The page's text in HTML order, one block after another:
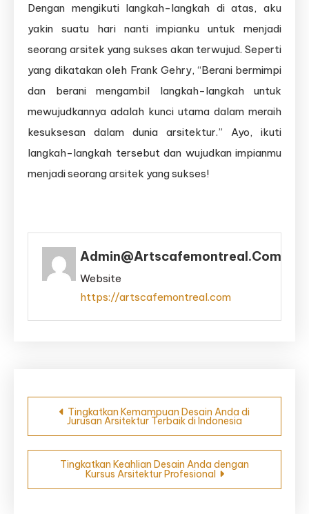
Dengan mengikuti langkah-langkah di atas, aku
yakin suatu hari nanti impianku untuk menjadi
seorang arsitek yang sukses akan terwujud. Seperti
yang dikatakan oleh Frank Gehry, “Berani bermimpi
dan berani mengambil langkah-langkah untuk
mewujudkannya adalah kunci utama dalam meraih
kesuksesan dalam dunia arsitektur.” Ayo, ikuti
langkah-langkah tersebut dan wujudkan impianmu
menjadi seorang arsitek yang sukses!
Admin@artscafemontreal.com
Website
https://artscafemontreal.com
Post
navigation
Tingkatkan Kemampuan Desain Anda di
Jurusan Arsitektur Terbaik di Indonesia
Tingkatkan Keahlian Desain Anda dengan
Kursus Arsitektur Profesional